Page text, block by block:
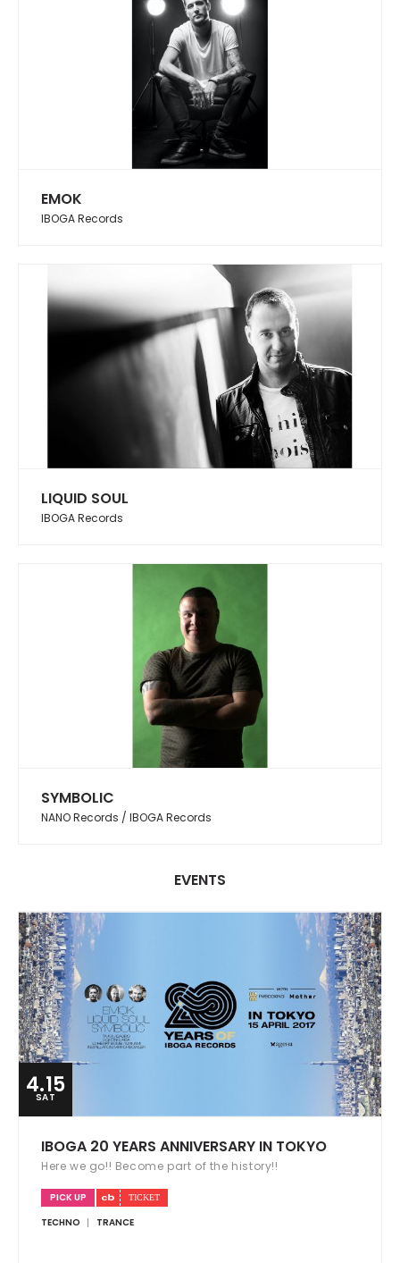
EMOK
IBOGA Records
LIQUID SOUL
IBOGA Records
SYMBOLIC
NANO Records / IBOGA Records
EVENTS
4.15
SAT
IBOGA 20 YEARS ANNIVERSARY IN TOKYO
Here we go!! Become part of the history!!
PICK UP
TECHNO
TRANCE